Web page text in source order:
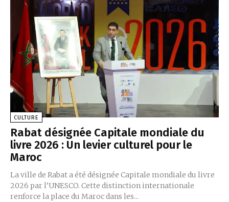
CULTURE
Rabat désignée Capitale mondiale du
livre 2026 : Un levier culturel pour le
Maroc
La ville de Rabat a été désignée Capitale mondiale du livre
2026 par l’UNESCO. Cette distinction internationale
renforce la place du Maroc dans les...